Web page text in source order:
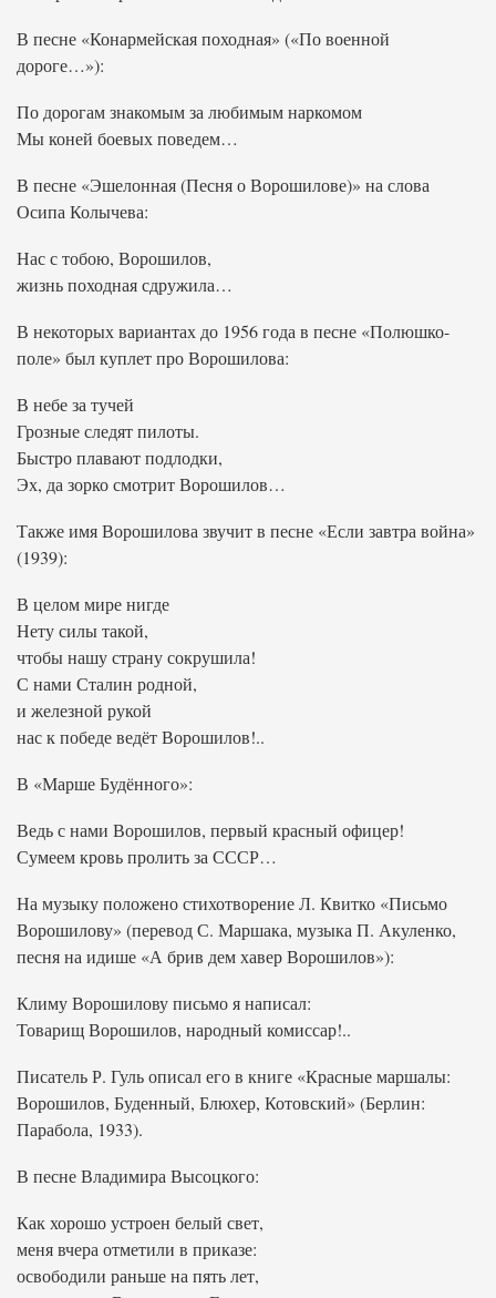
В песне «Конармейская походная» («По военной
дороге…»):
По дорогам знакомым за любимым наркомом
Мы коней боевых поведем…
В песне «Эшелонная (Песня о Ворошилове)» на слова
Осипа Колычева:
Нас с тобою, Ворошилов,
жизнь походная сдружила…
В некоторых вариантах до 1956 года в песне «Полюшко-
поле» был куплет про Ворошилова:
В небе за тучей
Грозные следят пилоты.
Быстро плавают подлодки,
Эх, да зорко смотрит Ворошилов…
Также имя Ворошилова звучит в песне «Если завтра война»
(1939):
В целом мире нигде
Нету силы такой,
чтобы нашу страну сокрушила!
С нами Сталин родной,
и железной рукой
нас к победе ведёт Ворошилов!..
В «Марше Будённого»:
Ведь с нами Ворошилов, первый красный офицер!
Сумеем кровь пролить за СССР…
На музыку положено стихотворение Л. Квитко «Письмо
Ворошилову» (перевод С. Маршака, музыка П. Акуленко,
песня на идише «А брив дем хавер Ворошилов»):
Климу Ворошилову письмо я написал:
Товарищ Ворошилов, народный комиссар!..
Писатель Р. Гуль описал его в книге «Красные маршалы:
Ворошилов, Буденный, Блюхер, Котовский» (Берлин:
Парабола, 1933).
В песне Владимира Высоцкого:
Как хорошо устроен белый свет,
меня вчера отметили в приказе:
освободили раньше на пять лет,